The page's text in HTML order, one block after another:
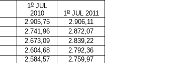
1oJUL
2010
1oJUL 2011
2.905,75
2.906,11
2.741,96
2.872,07
2.673,09
2.839,22
2.604,68
2.792,36
2.584,57 2.759,97